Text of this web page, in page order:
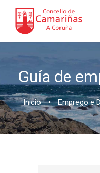
Guía de
Inicio • Emprego e